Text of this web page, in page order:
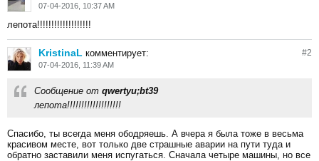
07-04-2016, 10:37 AM
лепота!!!!!!!!!!!!!!!!!!!
#2
KristinaL комментирует:
07-04-2016, 11:39 AM
Сообщение от qwertyu;bt39
лепота!!!!!!!!!!!!!!!!!!!
Спасибо, ты всегда меня ободряешь. А вчера я была тоже в весьма
красивом месте, вот только две страшные аварии на пути туда и
обратно заставили меня испугаться. Сначала четыре машины, но все